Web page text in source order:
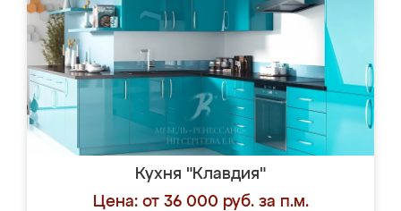
Кухня "Клавдия"
Цена: от 36 000 руб. за п.м.